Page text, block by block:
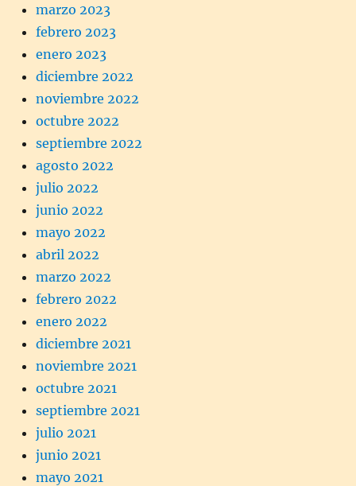
marzo 2023
febrero 2023
enero 2023
diciembre 2022
noviembre 2022
octubre 2022
septiembre 2022
agosto 2022
julio 2022
junio 2022
mayo 2022
abril 2022
marzo 2022
febrero 2022
enero 2022
diciembre 2021
noviembre 2021
octubre 2021
septiembre 2021
julio 2021
junio 2021
mayo 2021